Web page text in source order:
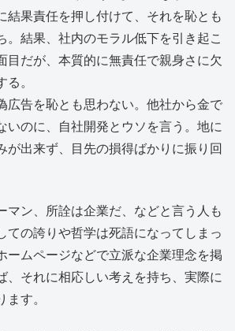
結果責任を押し付けて、それを恥とも
。結果、社内のモラル低下を引き起こ
目だが、本質的に無責任で親身さに欠
る。
広告を恥とも思わない。他社から金で
いのに、自社開発とウソを言う。地に
が出来ず、目先の損得ばかりに振り回
ン、所詮は企業だ、などと言う人も
ての誇りや哲学は死語になってしまっ
ームページなどで立派な企業理念を掲
、それに相応しい考えを持ち、実際に
ます。